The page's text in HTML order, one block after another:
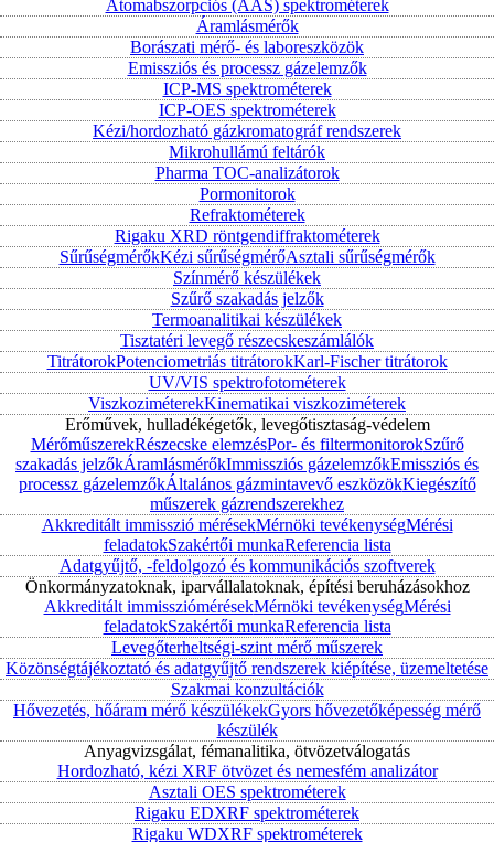
Atomabszorpciós (AAS) spektrométerek
Áramlásmérők
Borászati mérő- és laboreszközök
Emissziós és processz gázelemzők
ICP-MS spektrométerek
ICP-OES spektrométerek
Kézi/hordozható gázkromatográf rendszerek
Mikrohullámú feltárók
Pharma TOC-analizátorok
Pormonitorok
Refraktométerek
Rigaku XRD röntgendiffraktométerek
SűrűségmérőkKézi sűrűségmérőAsztali sűrűségmérők
Színmérő készülékek
Szűrő szakadás jelzők
Termoanalitikai készülékek
Tisztatéri levegő részecskeszámlálók
TitrátorokPotenciometriás titrátorokKarl-Fischer titrátorok
UV/VIS spektrofotométerek
ViszkoziméterekKinematikai viszkoziméterek
Erőművek, hulladékégetők, levegőtisztaság-védelem
MérőműszerekRészecske elemzésPor- és filtermonitorokSzűrő
szakadás jelzőkÁramlásmérőkImmissziós gázelemzőkEmissziós és
processz gázelemzőkÁltalános gázmintavevő eszközökKiegészítő
műszerek gázrendszerekhez
Akkreditált immisszió mérésekMérnöki tevékenységMérési
feladatokSzakértői munkaReferencia lista
Adatgyűjtő, -feldolgozó és kommunikációs szoftverek
Önkormányzatoknak, iparvállalatoknak, építési beruházásokhoz
Akkreditált immissziómérésekMérnöki tevékenységMérési
feladatokSzakértői munkaReferencia lista
Levegőterheltségi-szint mérő műszerek
Közönségtájékoztató és adatgyűjtő rendszerek kiépítése, üzemeltetése
Szakmai konzultációk
Hővezetés, hőáram mérő készülékekGyors hővezetőképesség mérő
készülék
Anyagvizsgálat, fémanalitika, ötvözetválogatás
Hordozható, kézi XRF ötvözet és nemesfém analizátor
Asztali OES spektrométerek
Rigaku EDXRF spektrométerek
Rigaku WDXRF spektrométerek